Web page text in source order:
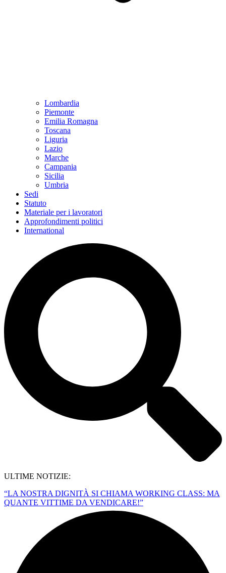
Lombardia
Piemonte
Emilia Romagna
Toscana
Liguria
Lazio
Marche
Campania
Sicilia
Umbria
Sedi
Statuto
Materiale per i lavoratori
Approfondimenti politici
International
ULTIME NOTIZIE:
“LA NOSTRA DIGNITÀ SI CHIAMA WORKING CLASS: MA
QUANTE VITTIME DA VENDICARE!”